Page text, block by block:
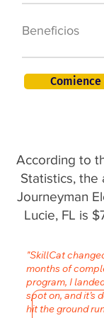
Beneficios
According to
Statistics, the
Journeyman
Lucie, FL is
"SkillCat
months of
program, I
spot on, and it’s
hit the ground